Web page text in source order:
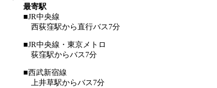
最寄駅
■JR中央線
西荻窪駅から直行バス7分
■JR中央線・東京メトロ
荻窪駅からバス7分
■西武新宿線
上井草駅からバス7分